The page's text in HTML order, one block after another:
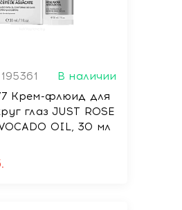
В наличии
Крем-флюид для
глаз JUST ROSE
OIL, 30 мл